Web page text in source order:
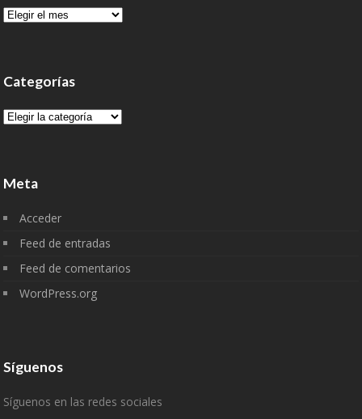
Archivo
Categorías
Categorías
Meta
Acceder
Feed de entradas
Feed de comentarios
WordPress.org
Síguenos
Síguenos en las redes sociales